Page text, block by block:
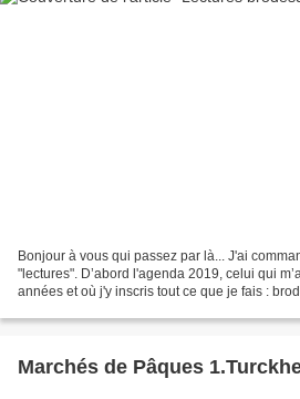
Bonjour à vous qui passez par là... J'ai
"lectures". D’abord l'agenda 2019, celui qui
années et où j'y inscris tout ce que je fais :
Marchés de Pâques